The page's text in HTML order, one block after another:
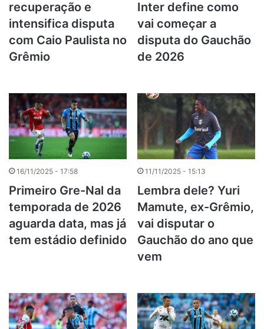
recuperação e
intensifica disputa
com Caio Paulista no
Grêmio
Inter define como
vai começar a
disputa do Gauchão
de 2026
16/11/2025 - 17:58
Primeiro Gre-Nal da
temporada de 2026
aguarda data, mas já
tem estádio definido
11/11/2025 - 15:13
Lembra dele? Yuri
Mamute, ex-Grêmio,
vai disputar o
Gauchão do ano que
vem